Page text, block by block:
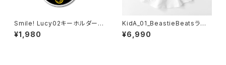
Smile! Lucy02キーホルダー 1
020-241126083
¥1,980
KidA_01_BeastieBeatsラグラ
ンTシャツ 1014-230221181
¥6,990